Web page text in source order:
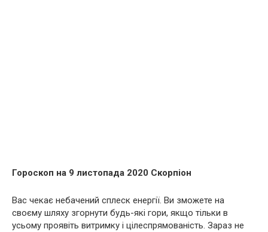
Гороскоп на 9 листопада 2020 Скорпіон
Вас чекає небачений сплеск енергії. Ви зможете на
своєму шляху згорнути будь-які гори, якщо тільки в
усьому проявіть витримку і цілеспрямованість. Зараз не